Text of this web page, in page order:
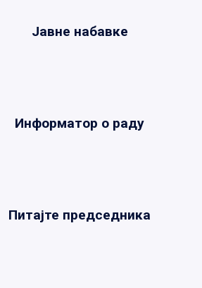
Јавне набавке
Информатор о раду
Питајте председника